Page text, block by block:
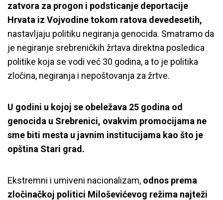
zatvora za progon i podsticanje deportacije
Hrvata iz Vojvodine tokom ratova devedesetih,
nastavljaju politiku negiranja genocida. Smatramo da
je negiranje srebreničkih žrtava direktna posledica
politike koja se vodi već 30 godina, a to je politika
zločina, negiranja i nepoštovanja za žrtve.
U godini u kojoj se obeležava 25 godina od
genocida u Srebrenici, ovakvim promocijama ne
sme biti mesta u javnim institucijama kao što je
opština Stari grad.
Ekstremni i umiveni nacionalizam, odnos prema
zločinačkoj politici Miloševićevog režima najteži